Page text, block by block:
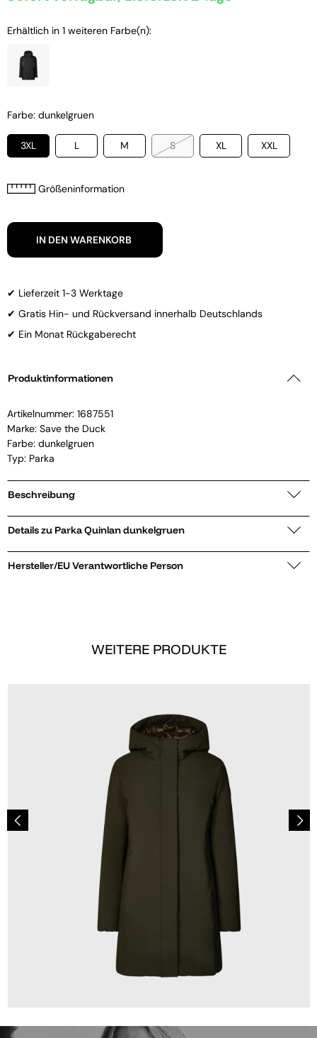
Erhältlich in 1 weiteren Farbe(n):
Farbe: dunkelgruen
3XL L M S XL XXL
Größeninformation
IN DEN WARENKORB
✔ Lieferzeit 1-3 Werktage
✔ Gratis Hin- und Rückversand innerhalb Deutschlands
✔ Ein Monat Rückgaberecht
Produktinformationen
Artikelnummer: 1687551
Marke: Save the Duck
Farbe: dunkelgruen
Typ: Parka
Beschreibung
Details zu Parka Quinlan dunkelgruen
Hersteller/EU Verantwortliche Person
WEITERE PRODUKTE